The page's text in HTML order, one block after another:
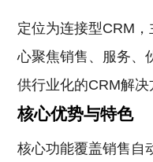
定位为连接型CRM
心聚焦销售、服务、
供行业化的CRM解决
核心优势与特色
核心功能覆盖销售自